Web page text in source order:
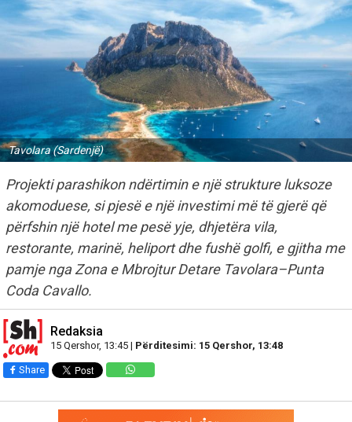
Tavolara (Sardenjë)
Projekti parashikon ndërtimin e një strukture luksoze
akomoduese, si pjesë e një investimi më të gjerë që
përfshin një hotel me pesë yje, dhjetëra vila,
restorante, marinë, heliport dhe fushë golfi, e gjitha me
pamje nga Zona e Mbrojtur Detare Tavolara–Punta
Coda Cavallo.
Redaksia
15 Qershor, 13:45 | Përditesimi: 15 Qershor, 13:48
Share